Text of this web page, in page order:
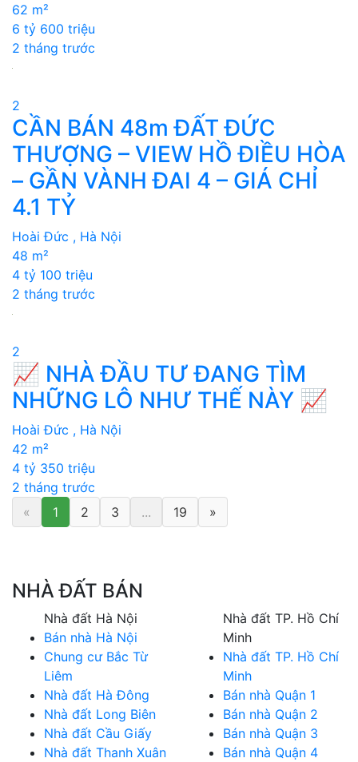
62 m²
6 tỷ 600 triệu
2 tháng trước
2
CẦN BÁN 48m ĐẤT ĐỨC
THƯỢNG – VIEW HỒ ĐIỀU HÒA
– GẦN VÀNH ĐAI 4 – GIÁ CHỈ
4.1 TỶ
Hoài Đức , Hà Nội
48 m²
4 tỷ 100 triệu
2 tháng trước
2
📈 NHÀ ĐẦU TƯ ĐANG TÌM
NHỮNG LÔ NHƯ THẾ NÀY 📈
Hoài Đức , Hà Nội
42 m²
4 tỷ 350 triệu
2 tháng trước
«
1 2 3 ... 19 »
NHÀ ĐẤT BÁN
Nhà đất Hà Nội
Bán nhà Hà Nội
Chung cư Bắc Từ
Liêm
Nhà đất Hà Đông
Nhà đất Long Biên
Nhà đất Cầu Giấy
Nhà đất Thanh Xuân
Nhà đất TP. Hồ Chí
Minh
Nhà đất TP. Hồ Chí
Minh
Bán nhà Quận 1
Bán nhà Quận 2
Bán nhà Quận 3
Bán nhà Quận 4